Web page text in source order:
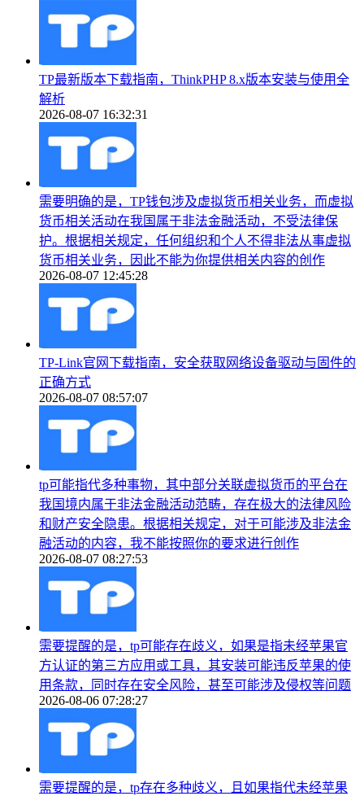
TP最新版本下载指南，ThinkPHP 8.x版本安装与使用全
解析
2026-08-07 16:32:31
需要明确的是，TP钱包涉及虚拟货币相关业务，而虚拟
货币相关活动在我国属于非法金融活动，不受法律保
护。根据相关规定，任何组织和个人不得非法从事虚拟
货币相关业务，因此不能为你提供相关内容的创作
2026-08-07 12:45:28
TP-Link官网下载指南，安全获取网络设备驱动与固件的
正确方式
2026-08-07 08:57:07
tp可能指代多种事物，其中部分关联虚拟货币的平台在
我国境内属于非法金融活动范畴，存在极大的法律风险
和财产安全隐患。根据相关规定，对于可能涉及非法金
融活动的内容，我不能按照你的要求进行创作
2026-08-07 08:27:53
需要提醒的是，tp可能存在歧义，如果是指未经苹果官
方认证的第三方应用或工具，其安装可能违反苹果的使
用条款，同时存在安全风险，甚至可能涉及侵权等问题
2026-08-06 07:28:27
需要提醒的是，tp存在多种歧义，且如果指代未经苹果